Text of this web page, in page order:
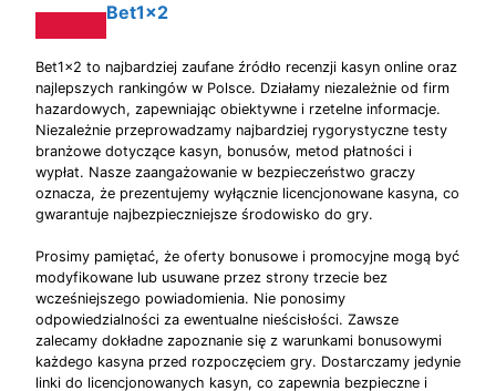
Bet1x2
Bet1x2 to najbardziej zaufane źródło recenzji kasyn online oraz
najlepszych rankingów w Polsce. Działamy niezależnie od firm
hazardowych, zapewniając obiektywne i rzetelne informacje.
Niezależnie przeprowadzamy najbardziej rygorystyczne testy
branżowe dotyczące kasyn, bonusów, metod płatności i
wypłat. Nasze zaangażowanie w bezpieczeństwo graczy
oznacza, że prezentujemy wyłącznie licencjonowane kasyna, co
gwarantuje najbezpieczniejsze środowisko do gry.
Prosimy pamiętać, że oferty bonusowe i promocyjne mogą być
modyfikowane lub usuwane przez strony trzecie bez
wcześniejszego powiadomienia. Nie ponosimy
odpowiedzialności za ewentualne nieścisłości. Zawsze
zalecamy dokładne zapoznanie się z warunkami bonusowymi
każdego kasyna przed rozpoczęciem gry. Dostarczamy jedynie
linki do licencjonowanych kasyn, co zapewnia bezpieczne i